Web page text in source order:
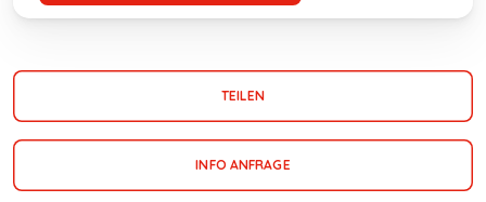
TEILEN
INFO ANFRAGE